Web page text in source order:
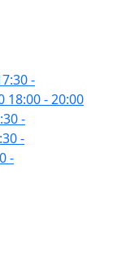
-
18:00 - 20:00
-
-
-